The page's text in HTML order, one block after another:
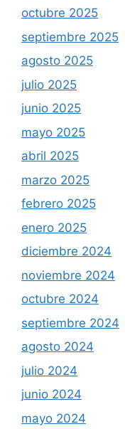
octubre 2025
septiembre 2025
agosto 2025
julio 2025
junio 2025
mayo 2025
abril 2025
marzo 2025
febrero 2025
enero 2025
diciembre 2024
noviembre 2024
octubre 2024
septiembre 2024
agosto 2024
julio 2024
junio 2024
mayo 2024